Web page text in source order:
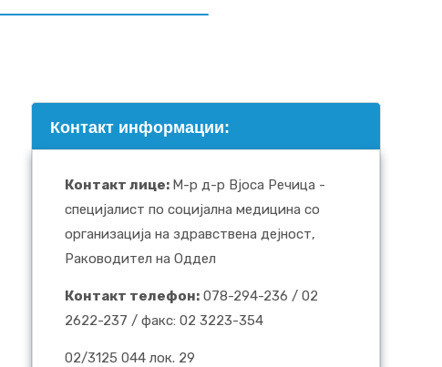
Контакт информации:
Контакт лице: М-р д-р Вјоса Речица -
специјалист по социјална медицина со
организација на здравствена дејност,
Раководител на Оддел
Контакт телефон: 078-294-236 / 02
2622-237 / факс: 02 3223-354
02/3125 044 лок. 29